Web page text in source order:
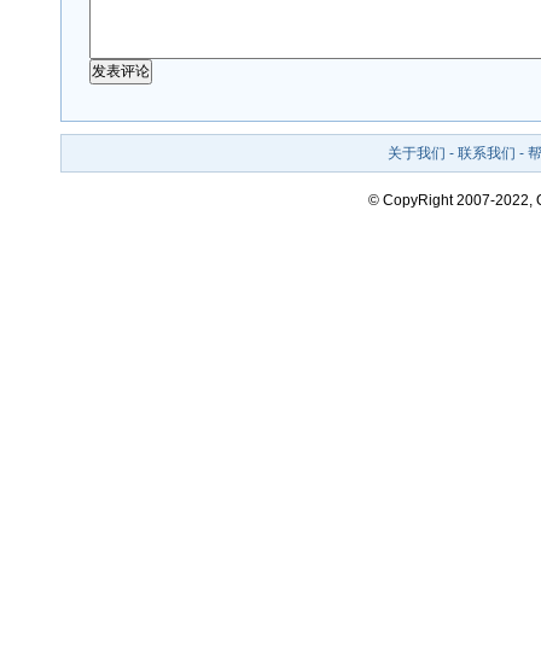
关于我们 - 联系我们 -
© CopyRight 2007-2022,